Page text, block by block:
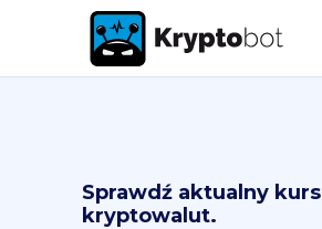
Sprawdź aktualny kurs
kryptowalut.